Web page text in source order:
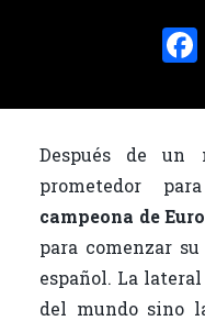
Después de un
prometedor
campeona de
para comenzar
español. La
del mundo sino